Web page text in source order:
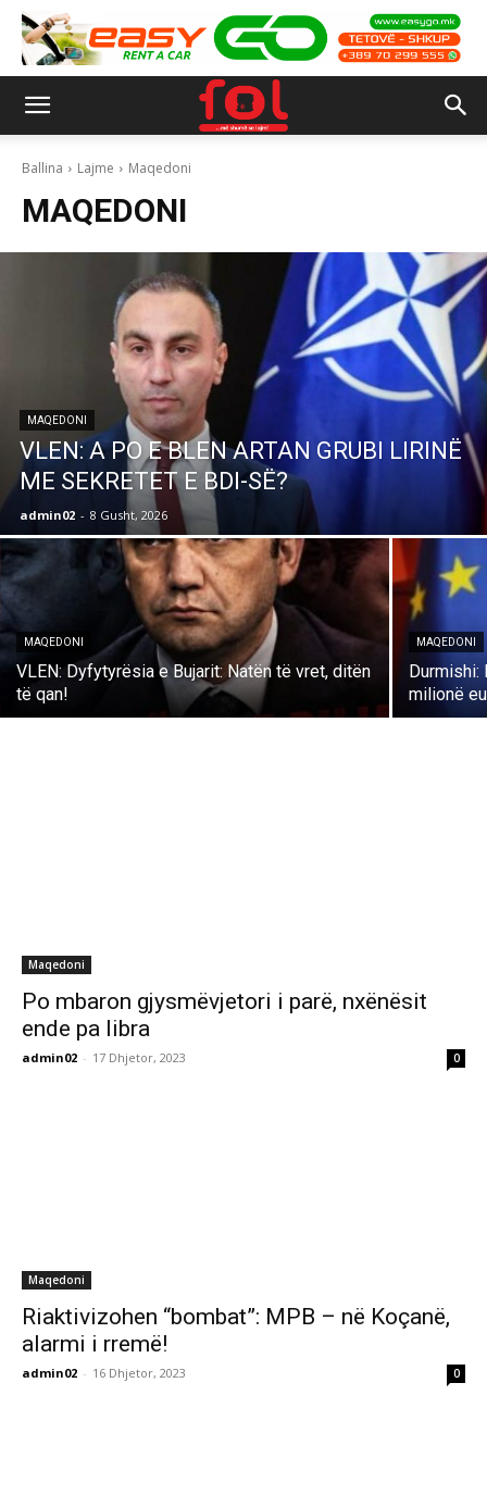
Ballina Lajme Maqedoni
MAQEDONI
MAQEDONI
VLEN: A PO E BLEN ARTAN GRUBI LIRINË
ME SEKRETET E BDI-SË?
admin02 - 8 Gusht, 2026
MAQEDONI
VLEN: Dyfytyrësia e Bujarit: Natën të vret, ditën
të qan!
MAQEDONI
Durmishi:
milionë
Maqedoni
Po mbaron gjysmëvjetori i parë, nxënësit
ende pa libra
admin02 - 17 Dhjetor, 2023 0
Maqedoni
Riaktivizohen “bombat”: MPB – në Koçanë,
alarmi i rremë!
admin02 - 16 Dhjetor, 2023 0